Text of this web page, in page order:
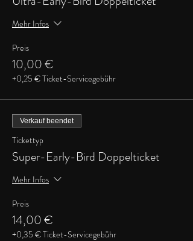
Mehr Infos
Preis
10,00 €
+0,25 € Ticket-Servicegebühr
Verkauf beendet
Tickettyp
Super-Early-Bird Doppelticket
Mehr Infos
Preis
14,00 €
+0,35 € Ticket-Servicegebühr